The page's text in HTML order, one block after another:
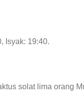
Isyak: 19:40.
solat lima orang